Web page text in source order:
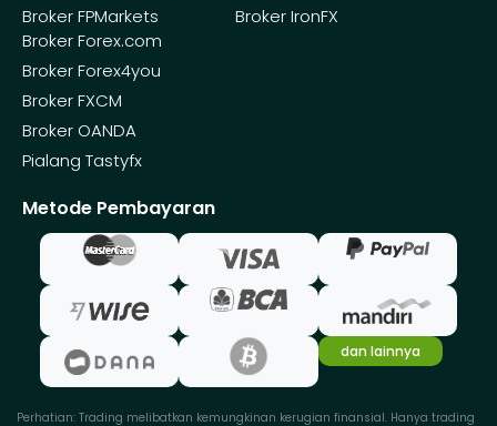
Broker FPMarkets
Broker IronFX
Broker Forex.com
Broker Forex4you
Broker FXCM
Broker OANDA
Pialang Tastyfx
Metode Pembayaran
dan lainnya
Perhatian: Trading melibatkan kemungkinan kerugian finansial. Hanya trading